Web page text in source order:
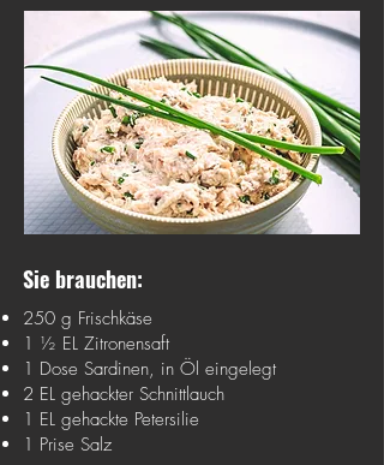
Sie brauchen:
250 g Frischkäse
1 ½ EL Zitronensaft
1 Dose Sardinen, in Öl eingelegt
2 EL gehackter Schnittlauch
1 EL gehackte Petersilie
1 Prise Salz